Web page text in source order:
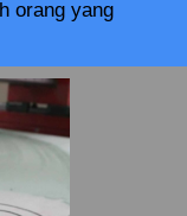
orang yang